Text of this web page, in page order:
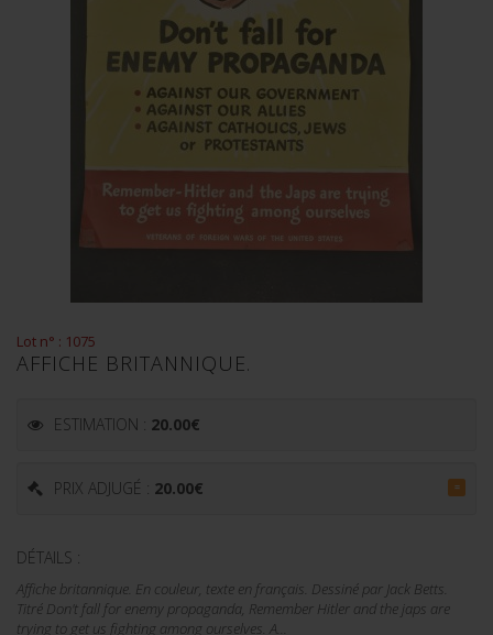
Lot n° : 1075
AFFICHE BRITANNIQUE.
ESTIMATION : 20.00€
PRIX ADJUGÉ : 20.00€ =
DÉTAILS :
Affiche britannique. En couleur, texte en français. Dessiné par Jack Betts.
Titré Don't fall for enemy propaganda, Remember Hitler and the japs are
trying to get us fighting among ourselves. A...